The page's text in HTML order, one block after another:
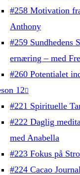
#258 Motivation
Anthony
#259 Sundhedens
ernæring – med
#260 Potentialet
12
#221 Spirituelle
#222 Daglig
med Anabella
#223 Fokus på
#224 Cacao